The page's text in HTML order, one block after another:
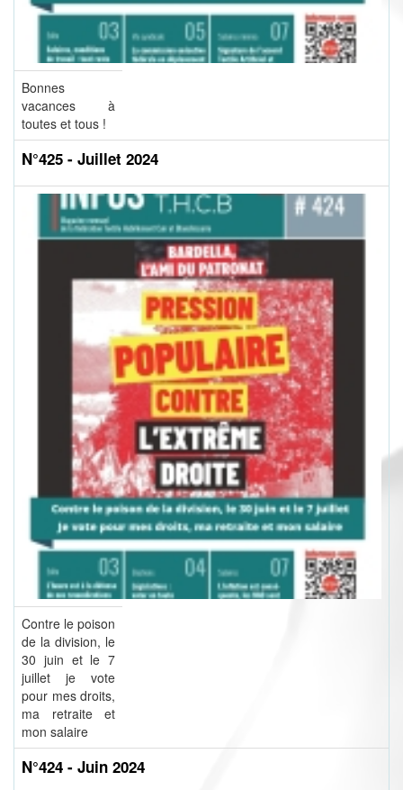
Bonnes
vacances à
toutes et tous !
N°425 - Juillet 2024
Contre le poison
de la division, le
30 juin et le 7
juillet je vote
pour mes droits,
ma retraite et
mon salaire
N°424 - Juin 2024